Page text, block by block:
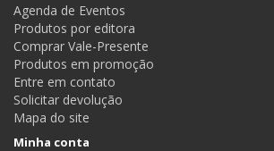
Agenda de Eventos
Produtos por editora
Comprar Vale-Presente
Produtos em promoção
Entre em contato
Solicitar devolução
Mapa do site
Minha conta